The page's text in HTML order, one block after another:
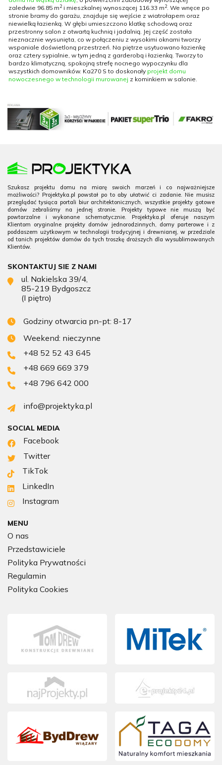
zaledwie 96.85 m2i mieszkalnej wynoszącej 116.33 m2. We wnęce po
stronie bramy do garażu, znajduje się wejście z wiatrołapem oraz
niewielką łazienką. W głębi umieszczono klatkę schodową oraz
przestronny salon z otwartą kuchnią i jadalnią. Jej część została
nieznacznie wysunięta, co w połączeniu z wysokimi oknami tworzy
wspaniale doświetloną przestrzeń. Na piętrze usytuowano łazienkę
oraz cztery sypialnie, w tym jedną z garderobą i łazienką. Tworzy to
bardzo klimatyczną, spokojną strefę nocnego wypoczynku dla
wszystkich domowników. Ka270 S to doskonały projekt domu
nowoczesnego w technologii murowanej z kominkiem w salonie.
Szukasz projektu domu na miarę swoich marzeń i co najważniejsze
możliwości? Projektyka.pl powstał po to aby ułatwić ci zadanie. Nie musisz
przeglądać tysiąca portali biur architektonicznych, wszystkie projekty gotowe
domów zebraliśmy na jednej stronie. Projekty typowe nie muszą być
powtarzalne i wykonane schematycznie. Projektyka.pl oferuje naszym
Klientom oryginalne projekty domów jednorodzinnych, domy parterowe i z
poddaszem użytkowym w technologii tradycyjnej i drewnianej, w przedziale
od tanich projektów domów do tych troszkę droższych dla wysublimowanych
Klientów.
SKONTAKTUJ SIE Z NAMI
ul. Nakielska 39/4,
85-219 Bydgoszcz
(I piętro)
Godziny otwarcia pn-pt: 8-17
Weekend: nieczynne
+48 52 52 43 645
+48 669 669 379
+48 796 642 000
info@projektyka.pl
SOCIAL MEDIA
Facebook
Twitter
TikTok
LinkedIn
Instagram
MENU
O nas
Przedstawiciele
Polityka Prywatności
Regulamin
Polityka Cookies